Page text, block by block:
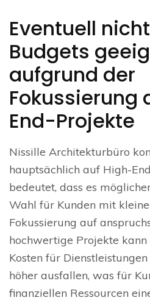
Eventuell
Budgets
aufgrund der
Fokussierung
End-Projekte
Nissille Architekturbüro
hauptsächlich auf High-
bedeutet, dass es
Wahl für Kunden mit
Fokussierung auf
hochwertige Projekte
Kosten für
höher ausfallen, was für
finanziellen Ressourcen